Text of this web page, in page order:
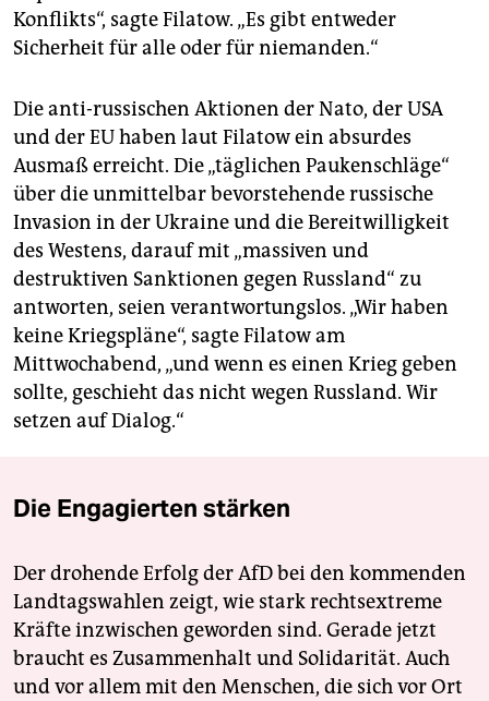
Konflikts“, sagte Filatow. „Es gibt entweder
Sicherheit für alle oder für niemanden.“
Die anti-russischen Aktionen der Nato, der USA
und der EU haben laut Filatow ein absurdes
Ausmaß erreicht. Die „täglichen Paukenschläge“
über die unmittelbar bevorstehende russische
Invasion in der Ukraine und die Bereitwilligkeit
des Westens, darauf mit „massiven und
destruktiven Sanktionen gegen Russland“ zu
antworten, seien verantwortungslos. „Wir haben
keine Kriegspläne“, sagte Filatow am
Mittwochabend, „und wenn es einen Krieg geben
sollte, geschieht das nicht wegen Russland. Wir
setzen auf Dialog.“
Die Engagierten stärken
Der drohende Erfolg der AfD bei den kommenden
Landtagswahlen zeigt, wie stark rechtsextreme
Kräfte inzwischen geworden sind. Gerade jetzt
braucht es Zusammenhalt und Solidarität. Auch
und vor allem mit den Menschen, die sich vor Ort